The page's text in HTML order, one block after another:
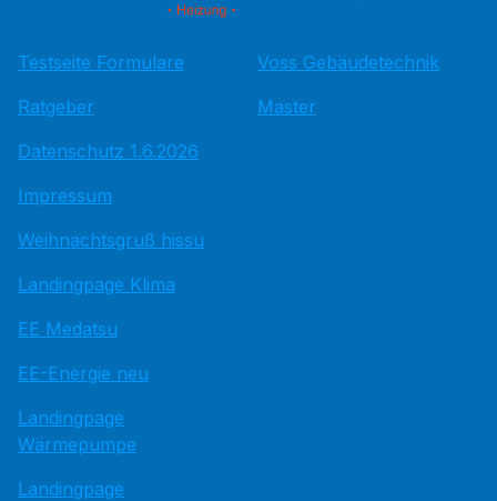
Testseite Formulare
Ratgeber
Datenschutz 1.6.2026
Impressum
Weihnachtsgruß hissu
Landingpage Klima
EE Medatsu
EE-Energie neu
Landingpage
Wärmepumpe
Landingpage
Voss Gebäudetechnik
Master